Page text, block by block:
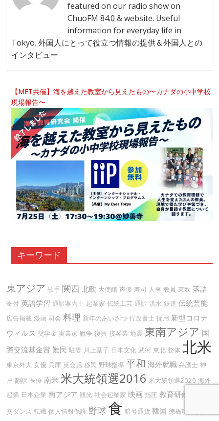
featured on our radio show on
ChuoFM 84.0 & website. Useful
information for everyday life in
Tokyo. 外国人にとって役立つ情報の提供＆外国人との
インタビュー
【MET共催】海を越えた教室から見えたもの〜カナダの小中学校
現場報告〜
キーワード
東アジア 歌手 関西 北欧 大使館 声優 寿司 人事 教員 東欧 落語
寄付 英語学習 通訳案内士 起業家 伝統工芸 通訳 洪水 鉄道 伝統芸能
広告掲載 漫画 司会 料理 新年のあいさつ 行政書士 採用 新型コロナ
ウィルス 奨学金 実業家 戦争 復興 接客業 地震 東南アジア 国
際交流基金賞 難民 駐妻 川上葉子 日本文化 武術 東北 整体 北米
東京外大 女優 兵庫 英会話 移民 野球指導 平和 海外就職 弁護士 神
戸 翻訳 医療 南米 米大統領選2016 米大統領選2020 海外
起業 日本企業 南アジア 観光 社会起業家 映画 指圧 教育研修
交ダンス 転職 個人情報保護 野球 食 暗号通貨 韓国 徳橋功